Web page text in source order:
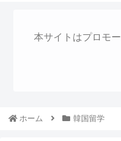
本サイトはプロモ
ホーム 韓国留学